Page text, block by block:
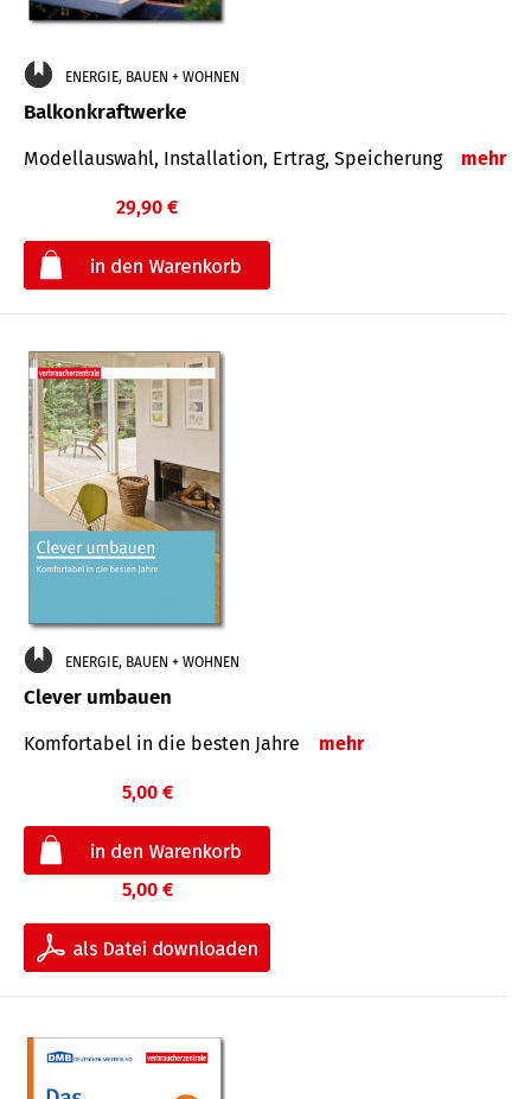
ENERGIE, BAUEN + WOHNEN
Balkonkraftwerke
Modellauswahl, Installation, Ertrag, Speicherung mehr
29,90 €
ENERGIE, BAUEN + WOHNEN
Clever umbauen
Komfortabel in die besten Jahre mehr
5,00 €
5,00 €